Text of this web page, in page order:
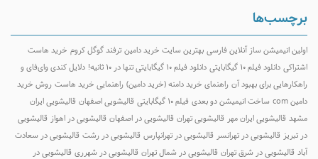
برچسب‌ها
اولین انیمیشن ساز آنلاین فارسی بهترین سایت خرید دامین ترفند گوگل کروم خرید هاست
اشتراکی دانلود فیلم ۱۰ گیگابایتی دانلود فیلم ۱۰ گیگابایتی تنها در ۱۰ ثانیه!
دلایل کندی وای‌فای و
راهکارهایی برای بهبود آن راهنمای خرید دامنه (خرید دامین) راهنمایی خرید هاست روش خرید
دامین com
ساخت انیمیشن دو بعدی فیلم ۱۰ گیگابایتی قالیشویی اصفهان قالیشویی ایران
مشهد قالیشویی ایران مهر قالیشویی تهران قالیشویی در اصفهان قالیشویی در اهواز قالیشویی
در تبریز قالیشویی در تهرانسر قالیشویی در تهرانپارس قالیشویی در رشت قالیشویی در سعادت
آباد قالیشویی در شرق تهران قالیشویی در شمال تهران قالیشویی در شهرری قالیشویی در